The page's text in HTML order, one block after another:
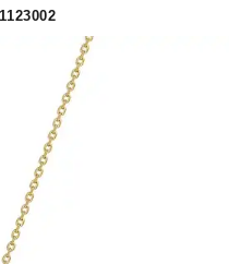
イヤモンド ネックレス